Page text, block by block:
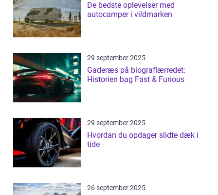
De bedste oplevelser med
autocamper i vildmarken
29 september 2025
Gaderæs på biograflærredet:
Historien bag Fast & Furious
29 september 2025
Hvordan du opdager slidte dæk i
tide
26 september 2025